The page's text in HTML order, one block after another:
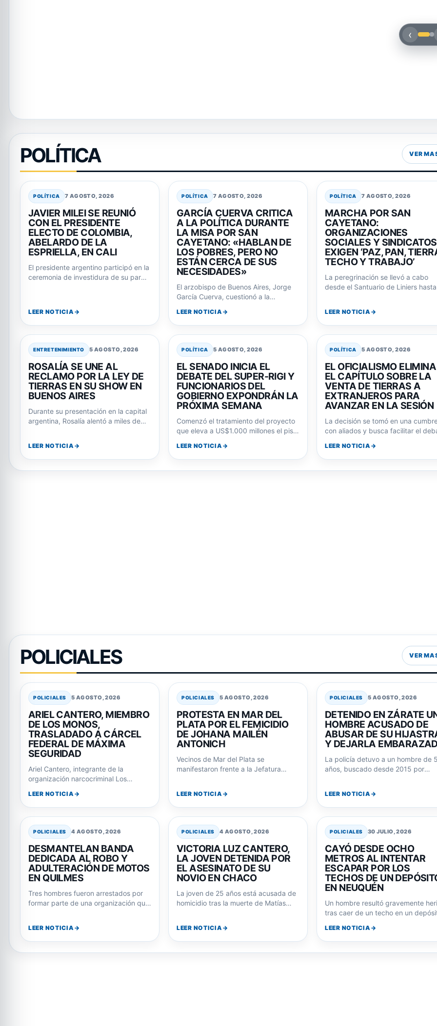
‹
POLÍTICA VER
POLÍTICA 7 AGOSTO, 2026
JAVIER MILEI SE REUNIÓ
CON EL PRESIDENTE
ELECTO DE COLOMBIA,
ABELARDO DE LA
ESPRIELLA, EN CALI
El presidente argentino participó en la
ceremonia de investidura de su par
LEER NOTICIA
POLÍTICA 7 AGOSTO, 2026
GARCÍA CUERVA CRITICA
A LA POLÍTICA DURANTE
LA MISA POR SAN
CAYETANO: «HABLAN DE
LOS POBRES, PERO NO
ESTÁN CERCA DE SUS
NECESIDADES»
El arzobispo de Buenos Aires, Jorge
García Cuerva, cuestionó a la
San…
LEER NOTICIA
POLÍTICA 7 AGOSTO, 2026
MARCHA POR SAN
CAYETANO:
ORGANIZACIONES
SOCIALES Y SINDICATOS
EXIGEN ‘PAZ, PAN,
TECHO Y TRABAJO’
La peregrinación se llevó a cabo
desde el Santuario de Liniers
LEER NOTICIA
ENTRETENIMIENTO 5 AGOSTO, 2026
ROSALÍA SE UNE AL
RECLAMO POR LA LEY DE
TIERRAS EN SU SHOW EN
BUENOS AIRES
Durante su presentación en la capital
argentina, Rosalía alentó a miles de
LEER NOTICIA
POLÍTICA 5 AGOSTO, 2026
EL SENADO INICIA EL
DEBATE DEL SUPER-RIGI Y
FUNCIONARIOS DEL
GOBIERNO EXPONDRÁN LA
PRÓXIMA SEMANA
Comenzó el tratamiento del proyecto
que eleva a US$1.000 millones el piso
beneficios…
LEER NOTICIA
POLÍTICA 5 AGOSTO, 2026
EL OFICIALISMO ELIMINA
EL CAPÍTULO SOBRE LA
VENTA DE TIERRAS A
EXTRANJEROS PARA
AVANZAR EN LA SESIÓN
La decisión se tomó en una
con aliados y busca facilitar el
LEER NOTICIA
POLICIALES VER
POLICIALES 5 AGOSTO, 2026
ARIEL CANTERO, MIEMBRO
DE LOS MONOS,
TRASLADADO A CÁRCEL
FEDERAL DE MÁXIMA
SEGURIDAD
Ariel Cantero, integrante de la
organización narcocriminal Los
federal tras su imputación…
LEER NOTICIA
POLICIALES 5 AGOSTO, 2026
PROTESTA EN MAR DEL
PLATA POR EL FEMICIDIO
DE JOHANA MAILÉN
ANTONICH
Vecinos de Mar del Plata se
manifestaron frente a la Jefatura
LEER NOTICIA
POLICIALES 5 AGOSTO, 2026
DETENIDO EN ZÁRATE
HOMBRE ACUSADO DE
ABUSAR DE SU
Y DEJARLA
La policía detuvo a un hombre de
años, buscado desde 2015 por
LEER NOTICIA
POLICIALES 4 AGOSTO, 2026
DESMANTELAN BANDA
DEDICADA AL ROBO Y
ADULTERACIÓN DE MOTOS
EN QUILMES
Tres hombres fueron arrestados por
formar parte de una organización que
LEER NOTICIA
POLICIALES 4 AGOSTO, 2026
VICTORIA LUZ CANTERO,
LA JOVEN DETENIDA POR
EL ASESINATO DE SU
NOVIO EN CHACO
La joven de 25 años está acusada de
homicidio tras la muerte de Matías
LEER NOTICIA
POLICIALES 30 JULIO, 2026
CAYÓ DESDE OCHO
METROS AL INTENTAR
ESCAPAR POR LOS
TECHOS DE UN
EN NEUQUÉN
Un hombre resultó gravemente
tras caer de un techo en un
LEER NOTICIA